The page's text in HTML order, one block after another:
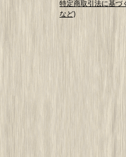
特定商取引法に基づ
など)